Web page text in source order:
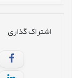
اشتراک گذاری